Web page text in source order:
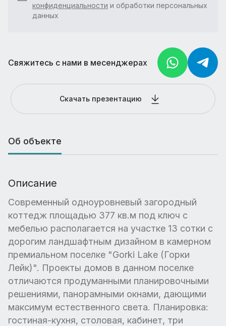
конфиденциальности и обработки персональных
данных
Свяжитесь с нами в месенджерах
Скачать презентацию
Об объекте
Описание
Современный одноуровневый загородный
коттедж площадью 377 кв.м под ключ с
мебелью располагается на участке 13 сотки с
дорогим ландшафтным дизайном в камерном
премиальном поселке "Gorki Lake (Горки
Лейк)". Проекты домов в данном поселке
отличаются продуманными планировочными
решениями, панорамными окнами, дающими
максимум естественного света. Планировка:
гостиная-кухня, столовая, кабинет, три